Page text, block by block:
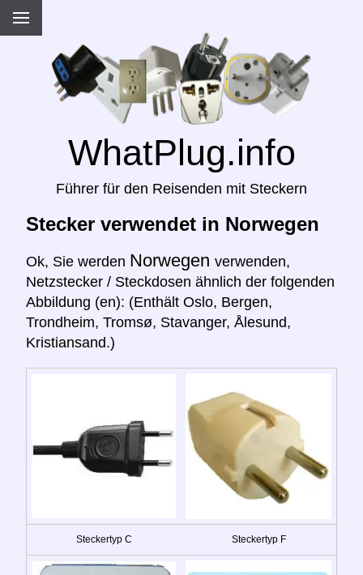
WhatPlug.info
Führer für den Reisenden mit Steckern
Stecker verwendet in Norwegen
Ok, Sie werden Norwegen verwenden,
Netzstecker / Steckdosen ähnlich der folgenden
Abbildung (en): (Enthält Oslo, Bergen,
Trondheim, Tromsø, Stavanger, Ålesund,
Kristiansand.)
Steckertyp C Steckertyp F